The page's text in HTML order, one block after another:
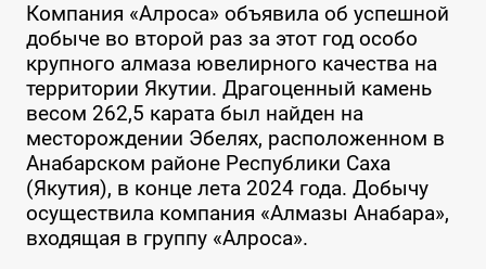
Компания «Алроса» объявила об успешной
добыче во второй раз за этот год особо
крупного алмаза ювелирного качества на
территории Якутии. Драгоценный камень
весом 262,5 карата был найден на
месторождении Эбелях, расположенном в
Анабарском районе Республики Саха
(Якутия), в конце лета 2024 года. Добычу
осуществила компания «Алмазы Анабара»,
входящая в группу «Алроса».